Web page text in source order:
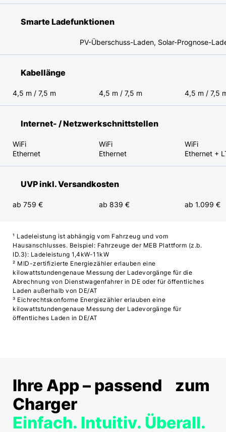
Smarte Ladefunktionen
PV-Überschuss-Laden, Solar-Prognose-
Kabellänge
4,5 m / 7,5 m 4,5 m / 7,5 m 4,5 m / 7,5
Internet- / Netzwerk­schnitt­stellen
WiFi
Ethernet
WiFi
Ethernet
WiFi
Ethernet +
UVP inkl. Versandkosten
ab 759 € ab 839 € ab 1.099 €
¹ Ladeleistung ist abhängig vom Fahrzeug und vom
Hausanschlusses. Beispiel: Fahrzeuge der MEB Plattform (z.b.
ID.3): Ladeleistung 1,4kW-11kW
² MID-zertifizierte Energiezähler erlauben eine
kilowattstundengenaue Messung der Ladevorgänge für die
Abrechnung von Dienstwagenfahrer in DE oder für öffentliches
Laden außerhalb von DE/AT
³ Eichrechtskonforme Energiezähler erlauben eine
kilowattstundengenaue Messung der Ladevorgänge für
öffentliches Laden in DE/AT
Ihre App– passend zum
Charger
Einfach. Intuitiv. Überall.